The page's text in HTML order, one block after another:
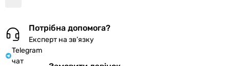
Потрібна допомога?
Експерт на зв’язку
Telegram
чат